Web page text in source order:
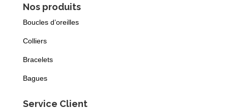
Nos produits
Boucles d’oreilles
Colliers
Bracelets
Bagues
Service Client